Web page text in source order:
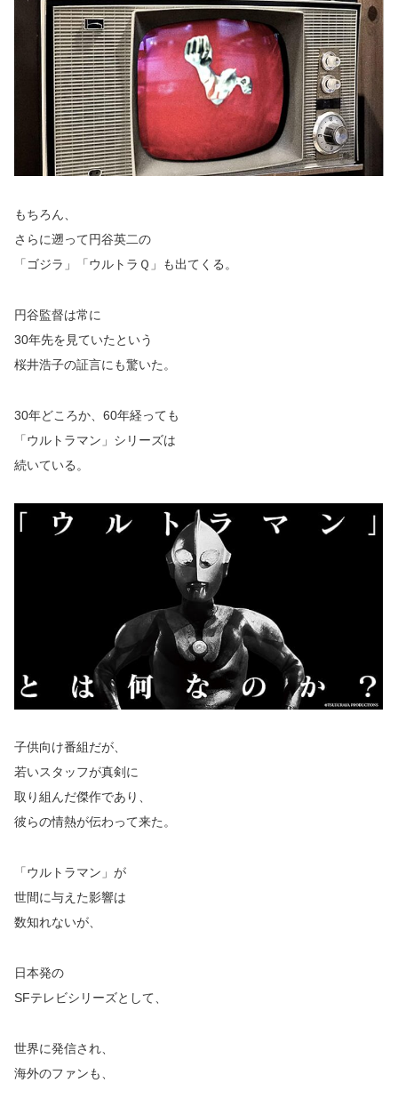
もちろん、
さらに遡って円谷英二の
「ゴジラ」「ウルトラＱ」も出てくる。
円谷監督は常に
30年先を見ていたという
桜井浩子の証言にも驚いた。
30年どころか、60年経っても
「ウルトラマン」シリーズは
続いている。
子供向け番組だが、
若いスタッフが真剣に
取り組んだ傑作であり、
彼らの情熱が伝わって来た。
「ウルトラマン」が
世間に与えた影響は
数知れないが、
日本発の
SFテレビシリーズとして、
世界に発信され、
海外のファンも、